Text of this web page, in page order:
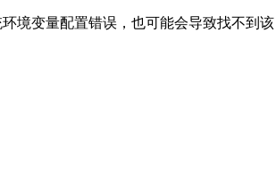
境变量配置错误，也可能会导致找不到该